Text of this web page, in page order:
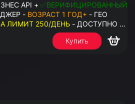
API + ✅ВЕРИФИЦИРОВАННЫЙ
- ВОЗРАСТ 1 ГОД+ - ГЕО
ЛИМИТ 250/ДЕНЬ - ДОСТУПНО К
2 НОМЕРОВ - ПРАВА
Купить